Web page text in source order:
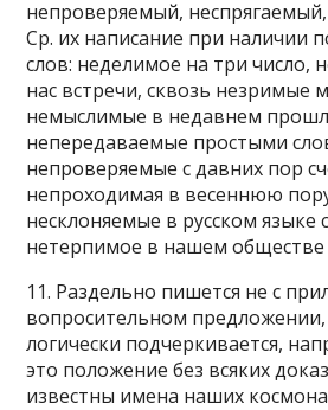
непроверяемый,
Ср. их написание при наличии
слов: неделимое на три число,
нас встречи, сквозь незримые
немыслимые в недавнем
непередаваемые простыми
непроверяемые с давних пор
непроходимая в весеннюю
несклоняемые в русском языке
нетерпимое в нашем обществе
11. Раздельно пишется не с
вопросительном
логически подчеркивается,
это положение без всяких
известны имена наших